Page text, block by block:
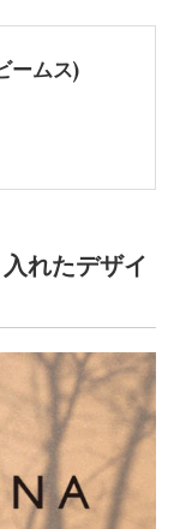
ムス)
れたデザイ